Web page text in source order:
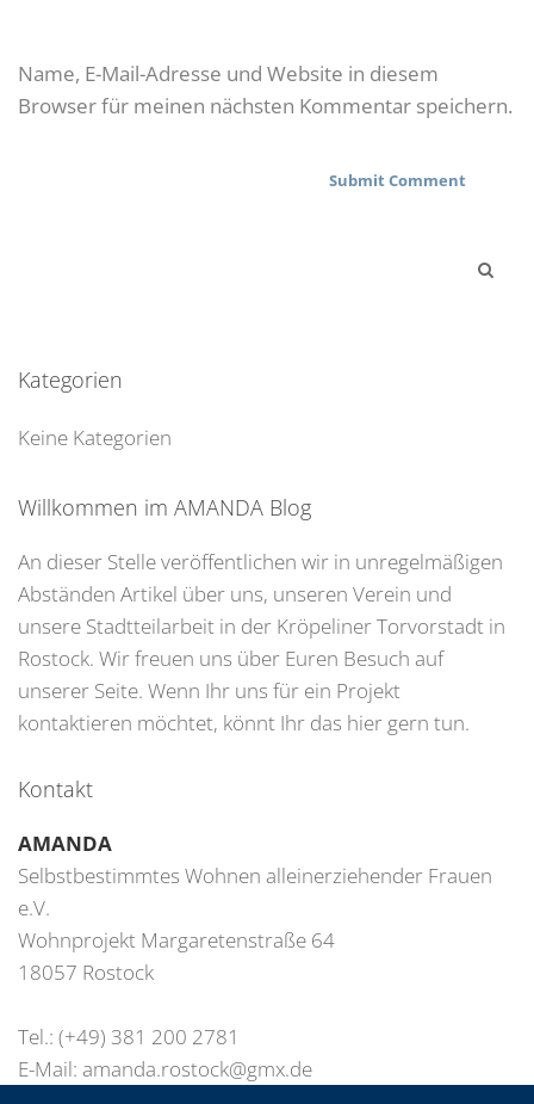
Name, E-Mail-Adresse und Website in diesem
Browser für meinen nächsten Kommentar speichern.
Kategorien
Keine Kategorien
Willkommen im AMANDA Blog
An dieser Stelle veröffentlichen wir in unregelmäßigen
Abständen Artikel über uns, unseren Verein und
unsere Stadtteilarbeit in der Kröpeliner Torvorstadt in
Rostock. Wir freuen uns über Euren Besuch auf
unserer Seite. Wenn Ihr uns für ein Projekt
kontaktieren möchtet, könnt Ihr das hier gern tun.
Kontakt
AMANDA
Selbstbestimmtes Wohnen alleinerziehender Frauen
e.V.
Wohnprojekt Margaretenstraße 64
18057 Rostock
Tel.: (+49) 381 200 2781
E-Mail: amanda.rostock@gmx.de